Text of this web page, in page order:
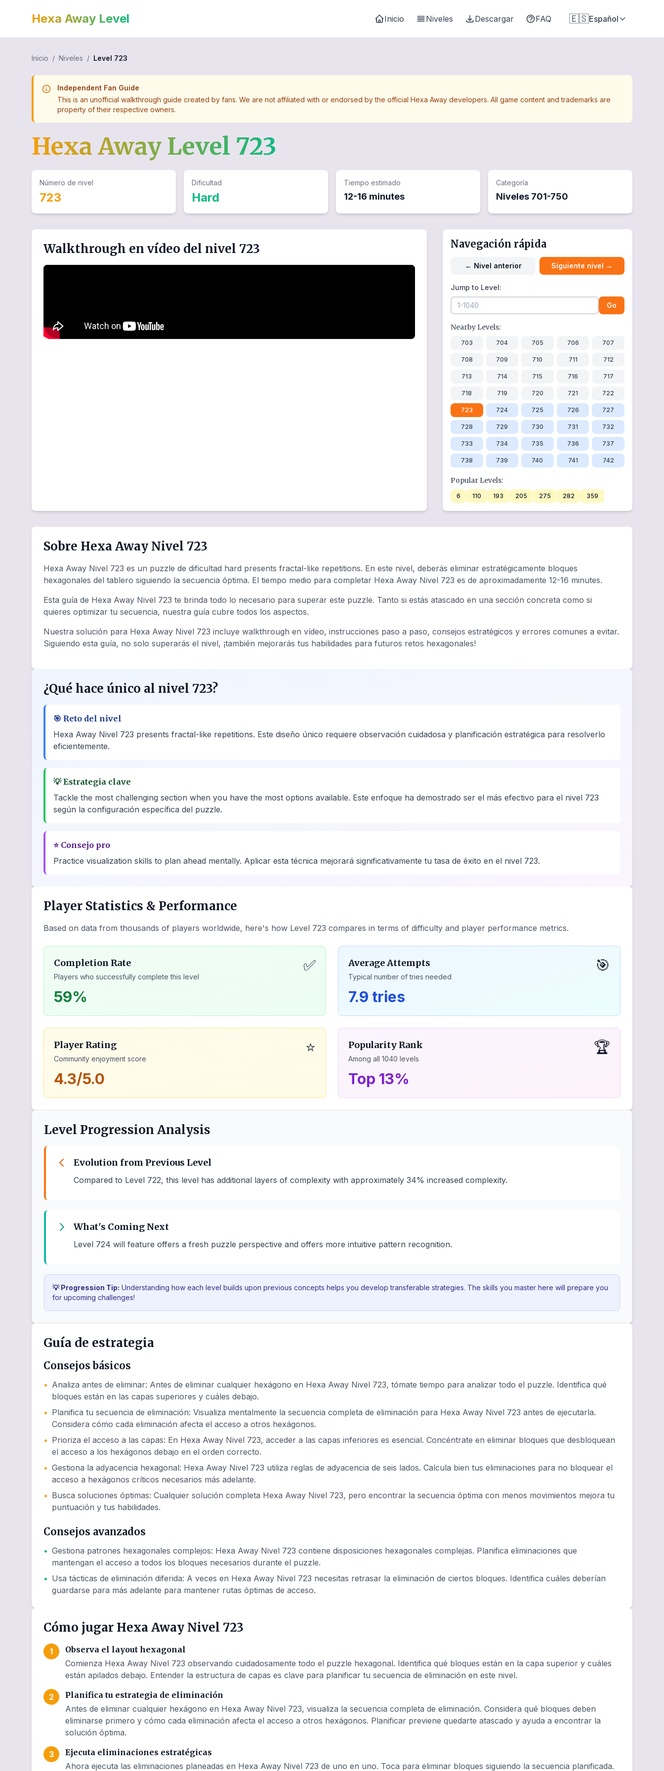
Hexa Away Level Inicio Niveles Descargar FAQ 🇪🇸Español
Inicio / Niveles / Level 723
Independent Fan Guide
This is an unofficial walkthrough guide created by fans. We are not affiliated with or endorsed by the official Hexa Away developers. All game content and trademarks are
property of their respective owners.
Hexa Away Level 723
Número de nivel
723
Dificultad
Hard
Tiempo estimado
12-16 minutes
Categoría
Niveles 701-750
Walkthrough en vídeo del nivel 723 Navegación rápida
← Nivel anterior Siguiente nivel →
Jump to Level:
Go
Nearby Levels:
703 704 705 706 707
708 709 710 711 712
713 714 715 716 717
718 719 720 721 722
723 724 725 726 727
728 729 730 731 732
733 734 735 736 737
738 739 740 741 742
Popular Levels:
6 110 193 205 275 282 359
Sobre Hexa Away Nivel 723
Hexa Away Nivel 723 es un puzzle de dificultad hard presents fractal-like repetitions. En este nivel, deberás eliminar estratégicamente bloques
hexagonales del tablero siguiendo la secuencia óptima. El tiempo medio para completar Hexa Away Nivel 723 es de aproximadamente 12-16 minutes.
Esta guía de Hexa Away Nivel 723 te brinda todo lo necesario para superar este puzzle. Tanto si estás atascado en una sección concreta como si
quieres optimizar tu secuencia, nuestra guía cubre todos los aspectos.
Nuestra solución para Hexa Away Nivel 723 incluye walkthrough en vídeo, instrucciones paso a paso, consejos estratégicos y errores comunes a evitar.
Siguiendo esta guía, no solo superarás el nivel, ¡también mejorarás tus habilidades para futuros retos hexagonales!
¿Qué hace único al nivel 723?
🎯 Reto del nivel
Hexa Away Nivel 723 presents fractal-like repetitions. Este diseño único requiere observación cuidadosa y planificación estratégica para resolverlo
eficientemente.
💡Estrategia clave
Tackle the most challenging section when you have the most options available. Este enfoque ha demostrado ser el más efectivo para el nivel 723
según la configuración específica del puzzle.
⭐ Consejo pro
Practice visualization skills to plan ahead mentally. Aplicar esta técnica mejorará significativamente tu tasa de éxito en el nivel 723.
Player Statistics & Performance
Based on data from thousands of players worldwide, here's how Level 723 compares in terms of difficulty and player performance metrics.
Completion Rate
Players who successfully complete this level
✅
59%
Average Attempts
Typical number of tries needed
🎯
7.9 tries
Player Rating
Community enjoyment score
⭐
4.3/5.0
Popularity Rank
Among all 1040 levels
🏆
Top 13%
Level Progression Analysis
Evolution from Previous Level
Compared to Level 722, this level has additional layers of complexity with approximately 34% increased complexity.
What's Coming Next
Level 724 will feature offers a fresh puzzle perspective and offers more intuitive pattern recognition.
💡 Progression Tip: Understanding how each level builds upon previous concepts helps you develop transferable strategies. The skills you master here will prepare you
for upcoming challenges!
Guía de estrategia
Consejos básicos
• Analiza antes de eliminar: Antes de eliminar cualquier hexágono en Hexa Away Nivel 723, tómate tiempo para analizar todo el puzzle. Identifica qué
bloques están en las capas superiores y cuáles debajo.
• Planifica tu secuencia de eliminación: Visualiza mentalmente la secuencia completa de eliminación para Hexa Away Nivel 723 antes de ejecutarla.
Considera cómo cada eliminación afecta el acceso a otros hexágonos.
• Prioriza el acceso a las capas: En Hexa Away Nivel 723, acceder a las capas inferiores es esencial. Concéntrate en eliminar bloques que desbloquean
el acceso a los hexágonos debajo en el orden correcto.
• Gestiona la adyacencia hexagonal: Hexa Away Nivel 723 utiliza reglas de adyacencia de seis lados. Calcula bien tus eliminaciones para no bloquear el
acceso a hexágonos críticos necesarios más adelante.
• Busca soluciones óptimas: Cualquier solución completa Hexa Away Nivel 723, pero encontrar la secuencia óptima con menos movimientos mejora tu
puntuación y tus habilidades.
Consejos avanzados
• Gestiona patrones hexagonales complejos: Hexa Away Nivel 723 contiene disposiciones hexagonales complejas. Planifica eliminaciones que
mantengan el acceso a todos los bloques necesarios durante el puzzle.
• Usa tácticas de eliminación diferida: A veces en Hexa Away Nivel 723 necesitas retrasar la eliminación de ciertos bloques. Identifica cuáles deberían
guardarse para más adelante para mantener rutas óptimas de acceso.
Cómo jugar Hexa Away Nivel 723
1
Observa el layout hexagonal
Comienza Hexa Away Nivel 723 observando cuidadosamente todo el puzzle hexagonal. Identifica qué bloques están en la capa superior y cuáles
están apilados debajo. Entender la estructura de capas es clave para planificar tu secuencia de eliminación en este nivel.
2
Planifica tu estrategia de eliminación
Antes de eliminar cualquier hexágono en Hexa Away Nivel 723, visualiza la secuencia completa de eliminación. Considera qué bloques deben
eliminarse primero y cómo cada eliminación afecta el acceso a otros hexágonos. Planificar previene quedarte atascado y ayuda a encontrar la
solución óptima.
3
Ejecuta eliminaciones estratégicas
Ahora ejecuta las eliminaciones planeadas en Hexa Away Nivel 723 de uno en uno. Toca para eliminar bloques siguiendo la secuencia planificada.